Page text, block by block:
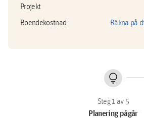
Projekt
Boendekostnad Räkna på
lightbulb
Planering pågår